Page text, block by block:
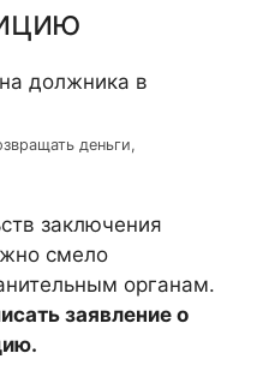
деньги,
заключения
смело
органам.
заявление о